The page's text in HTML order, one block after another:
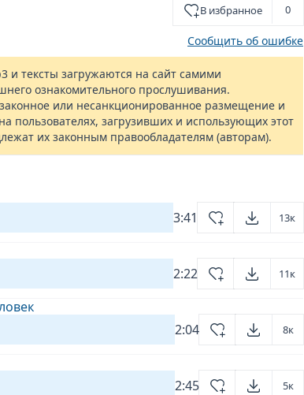
В избранное 0
Сообщить об ошибке
тексты загружаются на сайт самими
ознакомительного прослушивания.
или несанкционированное размещение и
пользователях, загрузивших и использующих этот
их законным правообладателям (авторам).
3:41
13к
2:22
11к
2:04
8к
2:45
5к